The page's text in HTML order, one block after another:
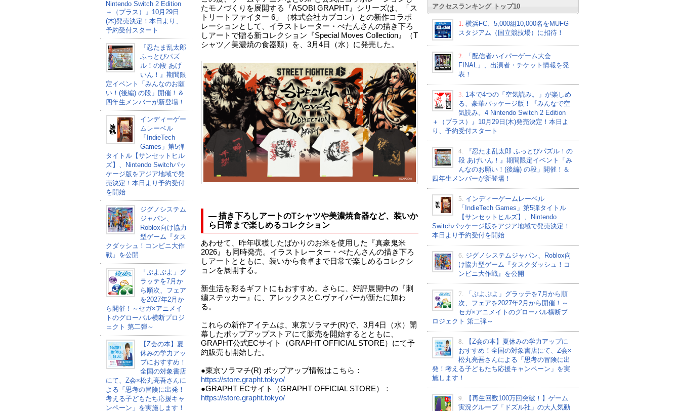
Nintendo Switch 2 Edition
＋（プラス）』10月29日
(木)発売決定！本日より、
予約受付スタート
『忍たま乱太郎
ふっとびパズ
ル！の段 あげ
いん！』期間限
定イベント「みんなのお願
い！(後編) の段」開催！＆
四年生メンバーが新登場！
インディーゲー
ムレーベル
「IndieTech
Games」第5弾
タイトル【サンセットヒル
ズ】、Nintendo Switchパッ
ケージ版をアジア地域で発
売決定！本日より予約受付
を開始
ジグノシステム
ジャパン、
Roblox向け協力
型ゲーム『タス
クダッシュ！コンビニ大作
戦』を公開
「ぷよぷよ」グ
ラッテを7月か
ら順次、フェア
を2027年2月か
ら開催！～セガ×アニメイ
トのグローバル横断プロジ
ェクト 第二弾～
【Z会の本】夏
休みの学力アッ
プにおすすめ！
全国の対象書店
にて、Z会×松丸亮吾さんに
よる「思考の冒険に出発！
考える子どもたち応援キャ
ンペーン」を実施します！
たモノづくりを展開する『ASOBI GRAPHT』シリーズは、「ス
トリートファイター 6」（株式会社カプコン）との新作コラボ
レーションとして、イラストレーター・ぺたんさんの描き下ろ
しアートで贈る新コレクション『Special Moves Collection』（T
シャツ／美濃焼の食器類）を、3月4日（水）に発売した。
― 描き下ろしアートのTシャツや美濃焼食器など、装いか
ら日常まで楽しめるコレクション
あわせて、昨年収穫したばかりのお米を使用した『真豪鬼米
2026』も同時発売。イラストレーター・ぺたんさんの描き下ろ
しアートとともに、装いから食卓まで日常で楽しめるコレクシ
ョンを展開する。
新生活を彩るギフトにもおすすめ。さらに、好評展開中の『刺
繍ステッカー』に、アレックスとC.ヴァイパーが新たに加わ
る。
これらの新作アイテムは、東京ソラマチ(R)で、3月4日（水）開
幕したポップアップストアにて販売を開始するとともに、
GRAPHT公式ECサイト（GRAPHT OFFICIAL STORE）にて予
約販売も開始した。
●東京ソラマチ(R) ポップアップ情報はこちら：
https://store.grapht.tokyo/
●GRAPHT ECサイト（GRAPHT OFFICIAL STORE）：
https://store.grapht.tokyo/
アクセスランキング トップ10
1.
横浜FC、5,000組10,000名をMUFG
スタジアム（国立競技場）に招待！
2.
「配信者ハイパーゲーム大会
FINAL」、出演者・チケット情報を発
表！
3. 1本で4つの「空気読み。」が楽しめ
る、豪華パッケージ版！『みんなで空
気読み。4 Nintendo Switch 2 Edition
＋（プラス）』10月29日(木)発売決定！本日よ
り、予約受付スタート
4.
『忍たま乱太郎 ふっとびパズル！の
段 あげいん！』期間限定イベント「み
んなのお願い！(後編) の段」開催！＆
四年生メンバーが新登場！
5. インディーゲームレーベル
「IndieTech Games」第5弾タイトル
【サンセットヒルズ】、Nintendo
Switchパッケージ版をアジア地域で発売決定！
本日より予約受付を開始
6. ジグノシステムジャパン、Roblox向
け協力型ゲーム『タスクダッシュ！コ
ンビニ大作戦』を公開
7.
「ぷよぷよ」グラッテを7月から順
次、フェアを2027年2月から開催！～
セガ×アニメイトのグローバル横断プ
ロジェクト 第二弾～
8.
【Z会の本】夏休みの学力アップに
おすすめ！全国の対象書店にて、Z会×
松丸亮吾さんによる「思考の冒険に出
発！考える子どもたち応援キャンペーン」を実
施します！
9.
【再生回数100万回突破！】ゲーム
実況グループ「ドズル社」の大人気動